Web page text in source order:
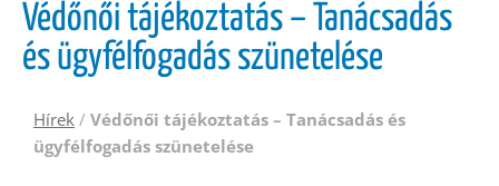
Védőnői tájékoztatás – Tanácsadás
és ügyfélfogadás szünetelése
Hírek / Védőnői tájékoztatás – Tanácsadás és
ügyfélfogadás szünetelése